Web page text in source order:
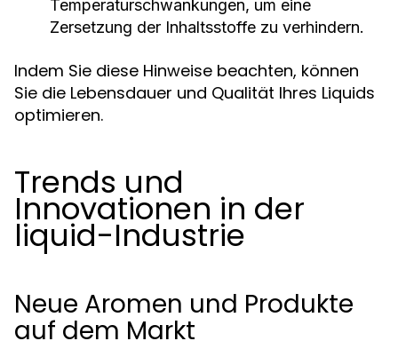
Temperaturschwankungen, um eine
Zersetzung der Inhaltsstoffe zu verhindern.
Indem Sie diese Hinweise beachten, können
Sie die Lebensdauer und Qualität Ihres Liquids
optimieren.
Trends und
Innovationen in der
liquid-Industrie
Neue Aromen und Produkte
auf dem Markt